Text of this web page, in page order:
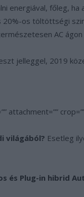
energiával, főleg,
os töltöttségi
AC
jelleggel, 2019
attachment=””
világából? Esetleg
és Plug-in hibrid